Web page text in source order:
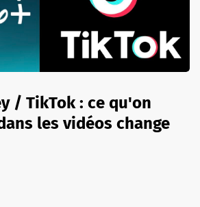
/ TikTok : ce qu'on
les vidéos change